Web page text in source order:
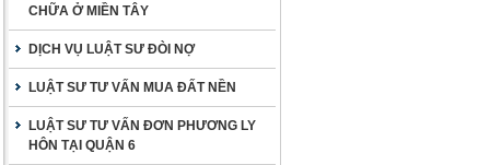
CHỮA Ở MIỀN TÂY
DỊCH VỤ LUẬT SƯ ĐÒI NỢ
LUẬT SƯ TƯ VẤN MUA ĐẤT NỀN
LUẬT SƯ TƯ VẤN ĐƠN PHƯƠNG LY
HÔN TẠI QUẬN 6